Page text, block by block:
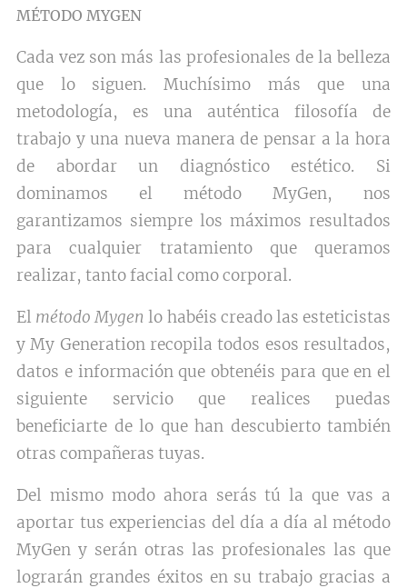
MÉTODO MYGEN
Cada vez son más las profesionales de la belleza
que lo siguen. Muchísimo más que una
metodología, es una auténtica filosofía de
trabajo y una nueva manera de pensar a la hora
de abordar un diagnóstico estético. Si
dominamos el método MyGen, nos
garantizamos siempre los máximos resultados
para cualquier tratamiento que queramos
realizar, tanto facial como corporal.
El método Mygen lo habéis creado las esteticistas
y My Generation recopila todos esos resultados,
datos e información que obtenéis para que en el
siguiente servicio que realices puedas
beneficiarte de lo que han descubierto también
otras compañeras tuyas.
Del mismo modo ahora serás tú la que vas a
aportar tus experiencias del día a día al método
MyGen y serán otras las profesionales las que
lograrán grandes éxitos en su trabajo gracias a